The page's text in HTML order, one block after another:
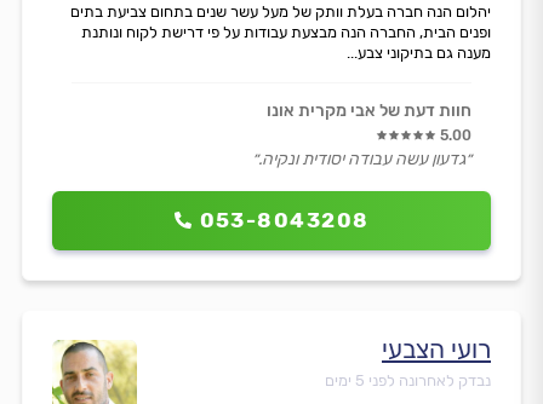
053-8043208
יהלום הנה חברה בעלת וותק של מעל עשר שנים בתחום צביעת בתים
ופנים הבית, החברה הנה מבצעת עבודות על פי דרישת לקוח ונותנת
מענה גם בתיקוני צבע...
חוות דעת של אבי מקרית אונו
5.00
״גדעון עשה עבודה יסודית ונקיה.״
רועי הצבעי
נבדק לאחרונה לפני 5 ימים